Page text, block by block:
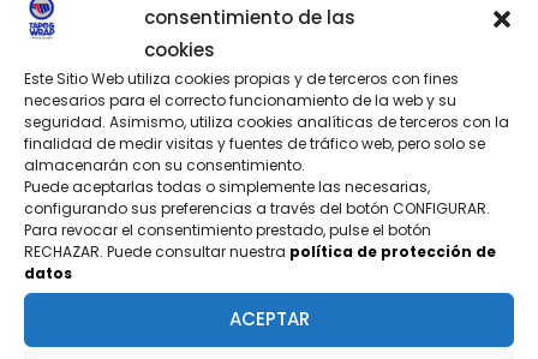
consentimiento de las
cookies
Este Sitio Web utiliza cookies propias y de terceros con fines
necesarios para el correcto funcionamiento de la web y su
seguridad. Asimismo, utiliza cookies analíticas de terceros con la
finalidad de medir visitas y fuentes de tráfico web, pero solo se
almacenarán con su consentimiento.
Puede aceptarlas todas o simplemente las necesarias,
configurando sus preferencias a través del botón CONFIGURAR.
Para revocar el consentimiento prestado, pulse el botón
RECHAZAR. Puede consultar nuestra política de protección de
datos
ACEPTAR
CONTÁCTANOS
¿TIENES PREGUNTAS?